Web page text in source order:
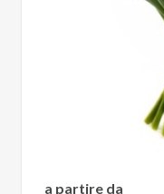
a partire da